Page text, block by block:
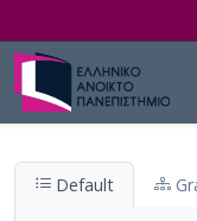
Default